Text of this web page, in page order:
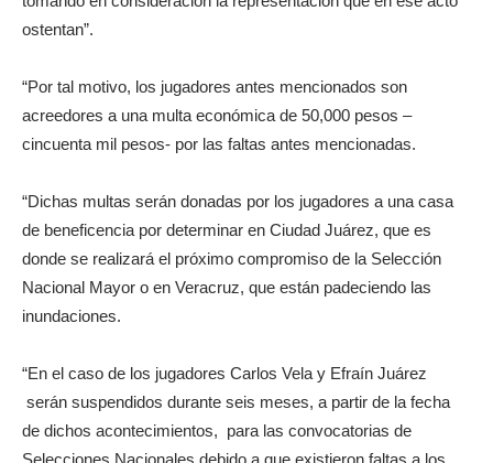
ostentan”.
“Por tal motivo, los jugadores antes mencionados son
acreedores a una multa económica de 50,000 pesos –
cincuenta mil pesos- por las faltas antes mencionadas.
“Dichas multas serán donadas por los jugadores a una casa
de beneficencia por determinar en Ciudad Juárez, que es
donde se realizará el próximo compromiso de la Selección
Nacional Mayor o en Veracruz, que están padeciendo las
inundaciones.
“En el caso de los jugadores Carlos Vela y Efraín Juárez
serán suspendidos durante seis meses, a partir de la fecha
de dichos acontecimientos, para las convocatorias de
Selecciones Nacionales debido a que existieron faltas a los